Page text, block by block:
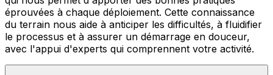
éprouvées à chaque déploiement. Cette connaissance
du terrain nous aide à anticiper les difficultés, à fluidifier
le processus et à assurer un démarrage en douceur,
avec l'appui d'experts qui comprennent votre activité.